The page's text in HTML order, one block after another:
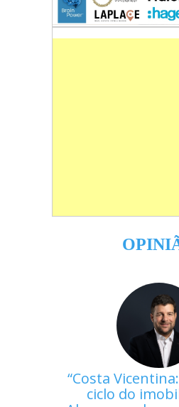
Costa
ciclo do